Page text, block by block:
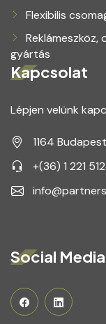
Flexibilis
Reklámeszköz,
gyártás
Kapcsolat
Lépjen velünk
1164
+(36) 1 221
Social Media